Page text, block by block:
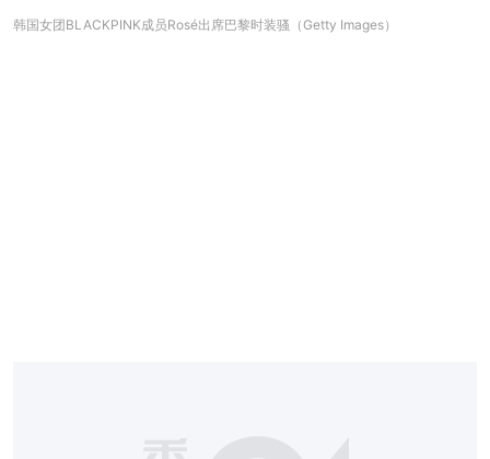
韩国女团BLACKPINK成员Rosé出席巴黎时装骚（Getty Images）